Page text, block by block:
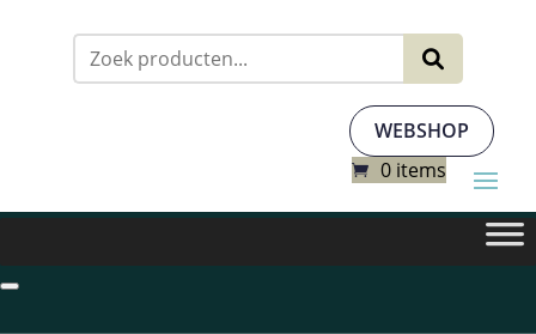
WEBSHOP
0 items